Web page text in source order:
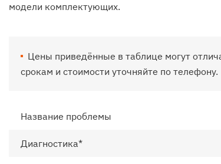
модели комплектующих.
Цены приведённые в таблице могут
срокам и стоимости уточняйте по телефону.
Название проблемы
Диагностика*